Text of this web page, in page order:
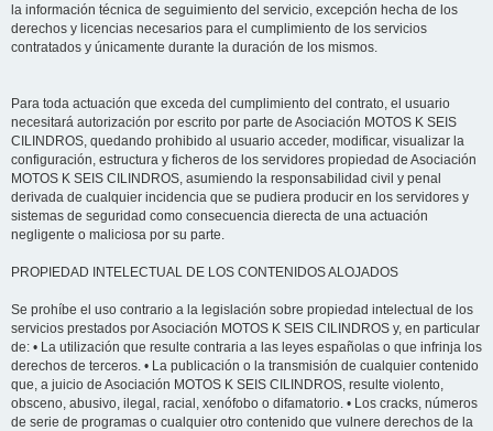
la información técnica de seguimiento del servicio, excepción hecha de los
derechos y licencias necesarios para el cumplimiento de los servicios
contratados y únicamente durante la duración de los mismos.
Para toda actuación que exceda del cumplimiento del contrato, el usuario
necesitará autorización por escrito por parte de Asociación MOTOS K SEIS
CILINDROS, quedando prohibido al usuario acceder, modificar, visualizar la
configuración, estructura y ficheros de los servidores propiedad de Asociación
MOTOS K SEIS CILINDROS, asumiendo la responsabilidad civil y penal
derivada de cualquier incidencia que se pudiera producir en los servidores y
sistemas de seguridad como consecuencia dierecta de una actuación
negligente o maliciosa por su parte.
PROPIEDAD INTELECTUAL DE LOS CONTENIDOS ALOJADOS
Se prohíbe el uso contrario a la legislación sobre propiedad intelectual de los
servicios prestados por Asociación MOTOS K SEIS CILINDROS y, en particular
de: • La utilización que resulte contraria a las leyes españolas o que infrinja los
derechos de terceros. • La publicación o la transmisión de cualquier contenido
que, a juicio de Asociación MOTOS K SEIS CILINDROS, resulte violento,
obsceno, abusivo, ilegal, racial, xenófobo o difamatorio. • Los cracks, números
de serie de programas o cualquier otro contenido que vulnere derechos de la